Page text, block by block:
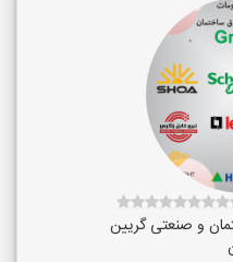
و صنعتی گریین